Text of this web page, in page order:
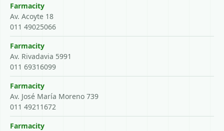
Farmacity
Av. Acoyte 18
011 49025066
Farmacity
Av. Rivadavia 5991
011 69316099
Farmacity
Av. José María Moreno 739
011 49211672
Farmacity